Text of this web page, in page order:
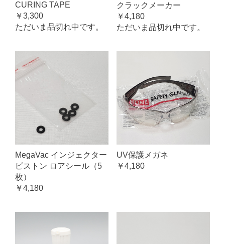
CURING TAPE
￥3,300
ただいま品切れ中です。
クラックメーカー
￥4,180
ただいま品切れ中です。
MegaVac インジェクター
ピストン ロアシール（5
枚）
￥4,180
UV保護メガネ
￥4,180